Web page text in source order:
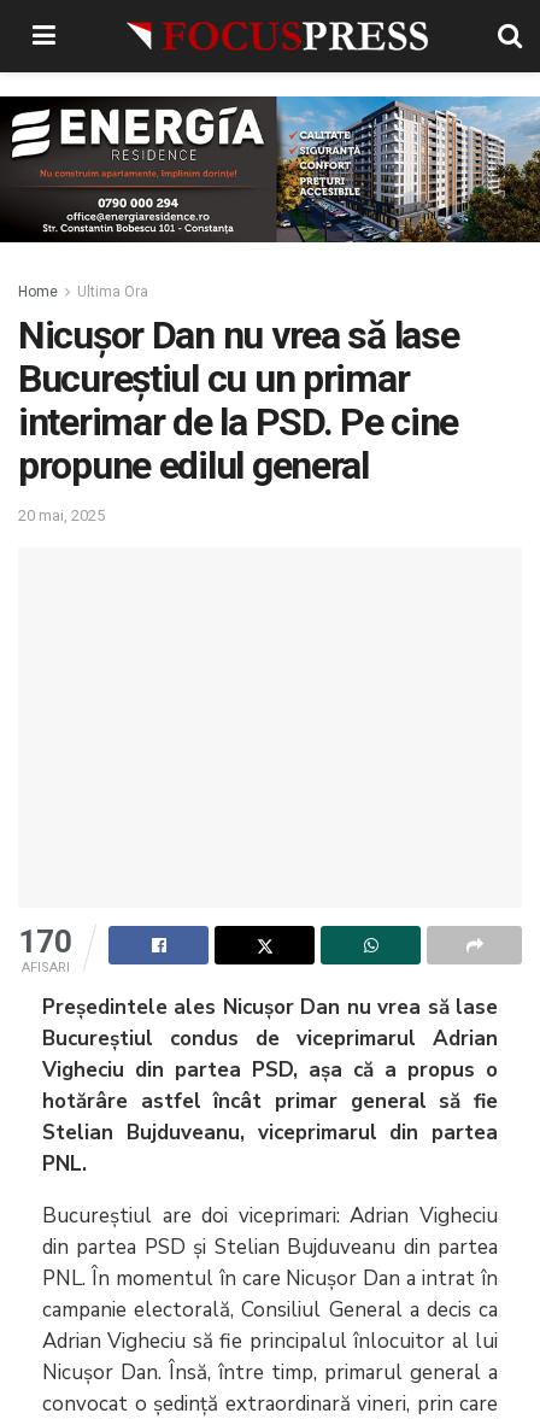
Home Ultima Ora
Nicușor Dan nu vrea să lase
Bucureștiul cu un primar
interimar de la PSD. Pe cine
propune edilul general
20 mai, 2025
170
AFISARI
Președintele ales Nicușor Dan nu vrea să lase
Bucureștiul condus de viceprimarul Adrian
Vigheciu din partea PSD, așa că a propus o
hotărâre astfel încât primar general să fie
Stelian Bujduveanu, viceprimarul din partea
PNL.
Bucureștiul are doi viceprimari: Adrian Vigheciu
din partea PSD și Stelian Bujduveanu din partea
PNL. În momentul în care Nicușor Dan a intrat în
campanie electorală, Consiliul General a decis ca
Adrian Vigheciu să fie principalul înlocuitor al lui
Nicușor Dan. Însă, între timp, primarul general a
convocat o ședință extraordinară vineri, prin care